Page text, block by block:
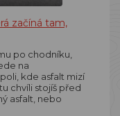
začíná tam,
po chodníku,
na
kde asfalt mizí
chvíli stojíš před
asfalt, nebo